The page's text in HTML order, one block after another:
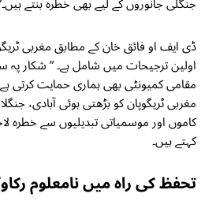
ڈی ایف او فائق خان کے مطابق مغربی
اولین ترجیحات میں شامل ہے۔ ” شکار
مقامی کمیونٹی بھی ہماری حمایت کرتی
مغربی ٹریگوپان کو بڑھتی ہوئی آبادی،
کاموں اور موسمیاتی تبدیلیوں سے خطرہ
کہتے ہیں۔
تحفظ کی راہ میں نامعلوم